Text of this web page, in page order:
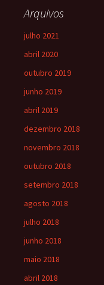
Arquivos
julho 2021
abril 2020
outubro 2019
junho 2019
abril 2019
dezembro 2018
novembro 2018
outubro 2018
setembro 2018
agosto 2018
julho 2018
junho 2018
maio 2018
abril 2018